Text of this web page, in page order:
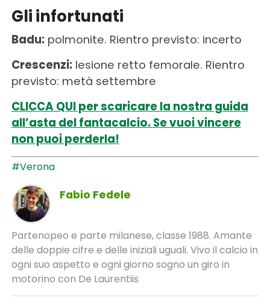
Gli infortunati
Badu:polmonite. Rientro previsto: incerto
Crescenzi:lesione retto femorale. Rientro
previsto: metà settembre
CLICCA QUI per scaricare la nostra guida
all’asta del fantacalcio. Se vuoi vincere
non puoi perderla!
#Verona
Fabio Fedele
Partenopeo e parte milanese, classe 1988. Amante
delle doppie cifre e delle iniziali uguali. Vivo il calcio in
ogni suo aspetto e ogni giorno sogno un giro in
motorino con De Laurentiis